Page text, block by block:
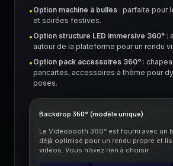
• Option machine à bulles : parfaite pour
et soirées festives.
• Option structure LED immersive 360° :
autour de la plateforme pour un rendu
• Option pack accessoires 360° :
pancartes, accessoires à thème pour
poses.
Backdrop 360° (modèle unique)
Le Videobooth 360° est fourni avec un
déjà optimisé pour un rendu propre et
vidéos. Vous n’avez rien à choisir.